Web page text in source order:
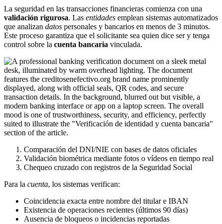
La seguridad en las transacciones financieras comienza con una
validación rigurosa. Las entidades emplean sistemas automatizados
que analizan datos personales y bancarios en menos de 3 minutos.
Este proceso garantiza que el solicitante sea quien dice ser y tenga
control sobre la cuenta bancaria vinculada.
Comparación del DNI/NIE con bases de datos oficiales
Validación biométrica mediante fotos o vídeos en tiempo real
Chequeo cruzado con registros de la Seguridad Social
Para la cuenta, los sistemas verifican:
Coincidencia exacta entre nombre del titular e IBAN
Existencia de operaciones recientes (últimos 90 días)
Ausencia de bloqueos o incidencias reportadas